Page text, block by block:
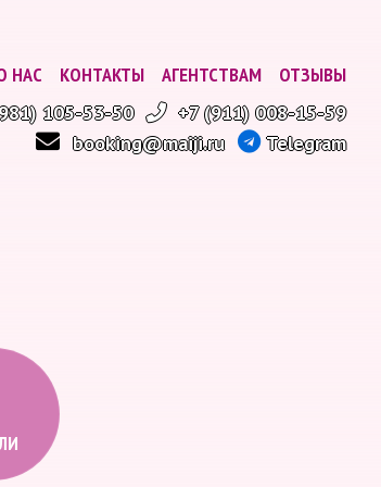
НАС КОНТАКТЫ АГЕНТСТВАМ
ОТЗЫВЫ
105-53-50
+7 (911) 008-15-59
booking@maiji.ru
Telegram